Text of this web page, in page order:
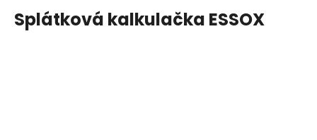
Splátková kalkulačka ESSOX